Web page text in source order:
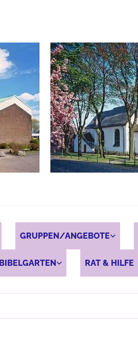
GRUPPEN/ANGEBOTE
BIBELGARTEN RAT & HILFE